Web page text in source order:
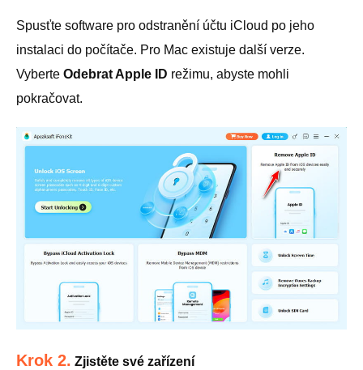
Spusťte software pro odstranění účtu iCloud po jeho
instalaci do počítače. Pro Mac existuje další verze.
Vyberte Odebrat Apple ID režimu, abyste mohli
pokračovat.
Krok 2. Zjistěte své zařízení